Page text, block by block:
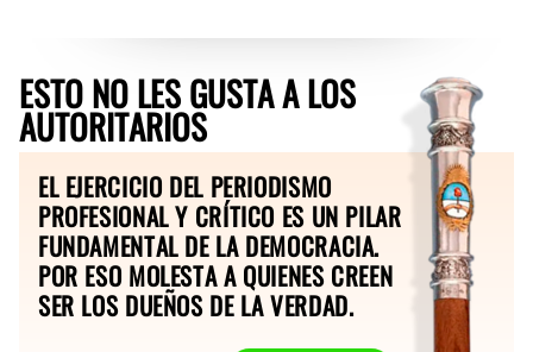
ESTO NO LES GUSTA A LOS
AUTORITARIOS
EL EJERCICIO DEL PERIODISMO
PROFESIONAL Y CRÍTICO ES UN PILAR
FUNDAMENTAL DE LA DEMOCRACIA.
POR ESO MOLESTA A QUIENES CREEN
SER LOS DUEÑOS DE LA VERDAD.